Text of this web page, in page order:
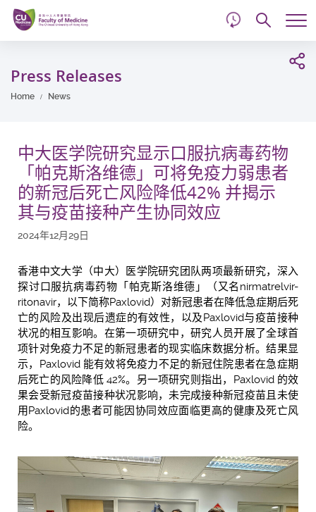
Skip
main
content
Press Releases
Home News
中大医学院研究显示口服抗病毒药物
「帕克斯洛维德」可将免疫力弱患者
的新冠后死亡风险降低42% 并揭示
其与疫苗接种产生协同效应
2024年12月29日
香港中文大学（中大）医学院研究团队两项最新研究，深入
探讨口服抗病毒药物「帕克斯洛维德」（又名nirmatrelvir-
ritonavir，以下简称Paxlovid）对新冠患者在降低急症期后死
亡的风险及出现后遗症的有效性，以及Paxlovid与疫苗接种
状况的相互影响。在第一项研究中，研究人员开展了全球首
项针对免疫力不足的新冠患者的现实临床数据分析。结果显
示，Paxlovid 能有效将免疫力不足的新冠住院患者在急症期
后死亡的风险降低 42%。另一项研究则指出，Paxlovid 的效
果会受新冠疫苗接种状况影响，未完成接种新冠疫苗且未使
用Paxlovid的患者可能因协同效应面临更高的健康及死亡风
险。